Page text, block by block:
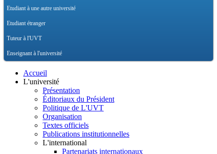
Etudiant à une autre université
Etudiant étranger
Tuteur à l'UVT
Enseignant à l'université
Accueil
L'université
Présentation
Éditoriaux du Président
Politique de L'UVT
Organisation
Textes officiels
Publications institutionnelles
L'international
Partenariats internationaux